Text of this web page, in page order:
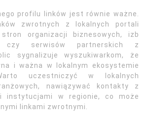
profilu linków jest równie ważne.
zwrotnych z lokalnych portali
stron organizacji biznesowych, izb
czy serwisów partnerskich z
sygnalizuje wyszukiwarkom, że
i ważna w lokalnym ekosystemie
uczestniczyć w lokalnych
nawiązywać kontakty z
instytucjami w regionie, co może
linkami zwrotnymi.